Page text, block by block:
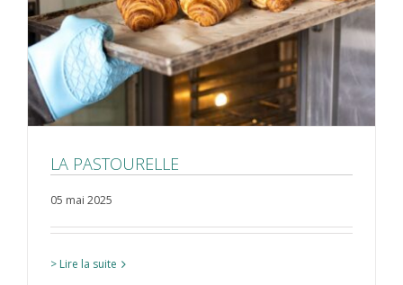
LA PASTOURELLE
05 mai 2025
> Lire la suite